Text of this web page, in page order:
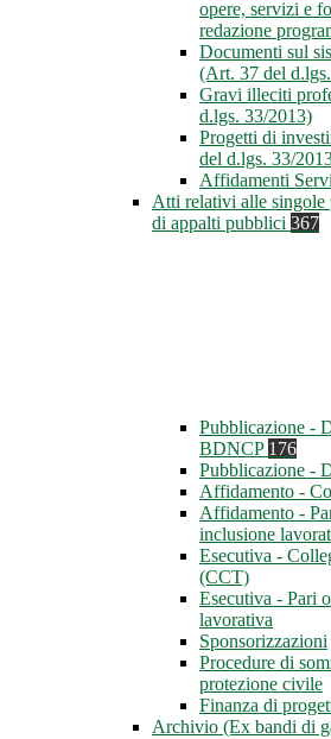
opere, servizi e
redazione
Documenti sul
(Art. 37 del
Gravi illeciti
d.lgs. 33/2013)
Progetti di
del d.lgs. 33/
Affidamenti
Atti relativi alle singole
di appalti pubblici 367
Pubblicazione -
BDNCP 176
Pubblicazione -
Affidamento -
Affidamento -
inclusione
Esecutiva -
(CCT)
Esecutiva - Pari
lavorativa
Sponsorizzazioni
Procedure di
protezione civile
Finanza di
Archivio (Ex bandi di